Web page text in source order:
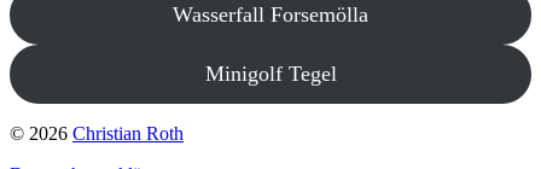
Wasserfall Forsemölla
Minigolf Tegel
© 2026 Christian Roth